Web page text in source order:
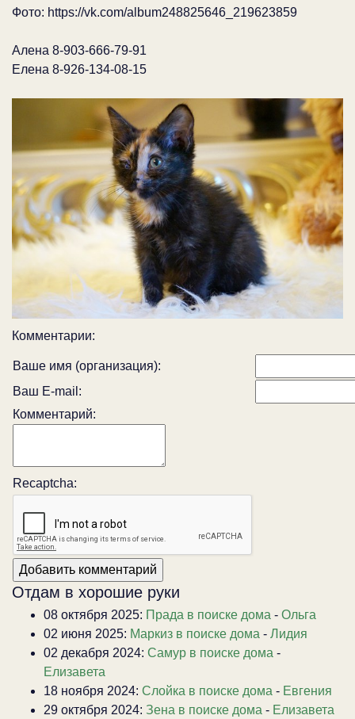
Фото: https://vk.com/album248825646_219623859
Алена 8-903-666-79-91
Елена 8-926-134-08-15
Комментарии:
Ваше имя (организация):
Ваш E-mail:
Комментарий:
Recaptcha:
Отдам в хорошие руки
08 октября 2025: Прада в поиске дома - Ольга
02 июня 2025: Маркиз в поиске дома - Лидия
02 декабря 2024: Самур в поиске дома -
Елизавета
18 ноября 2024: Слойка в поиске дома - Евгения
29 октября 2024: Зена в поиске дома - Елизавета